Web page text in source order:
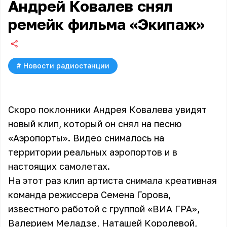
Андрей Ковалев снял
ремейк фильма «Экипаж»
# Новости радиостанции
Скоро поклонники Андрея Ковалева увидят
новый клип, который он снял на песню
«Аэропорты». Видео снималось на
территории реальных аэропортов и в
настоящих самолетах.
На этот раз клип артиста снимала креативная
команда режиссера Семена Горова,
известного работой с группой «ВИА ГРА»,
Валерием Меладзе, Наташей Королевой,